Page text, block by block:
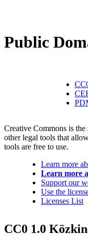
Public
Creative Commons is
other legal tools that
tools are free to use.
Learn more
Learn more
Support our
Use the
Licenses List
CC0 1.0